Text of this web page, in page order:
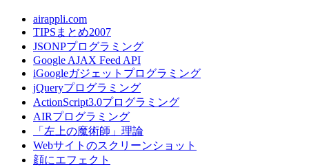
airappli.com
TIPSまとめ2007
JSONPプログラミング
Google AJAX Feed API
iGoogleガジェットプログラミング
jQueryプログラミング
ActionScript3.0プログラミング
AIRプログラミング
「左上の魔術師」理論
Webサイトのスクリーンショット
顔にエフェクト